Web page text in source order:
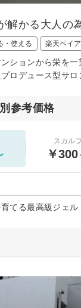
解かる大人
・使える 楽天ペイ
ションから栄を
ロデュース型サ
参考価格
スカル
￥300
てる最高級ジェル